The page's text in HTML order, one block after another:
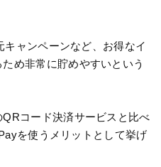
キャンペーンなど、お得なイ
め非常に貯めやすいという
コード決済サービスと比べ
を使うメリットとして挙げ